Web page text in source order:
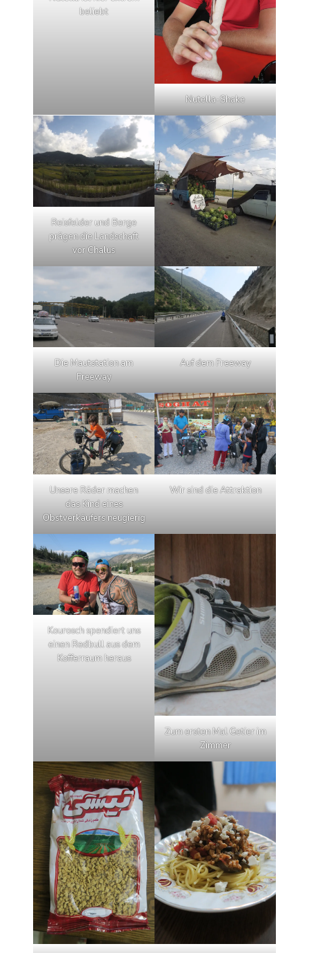
beliebt
Nutella-Shake
Reisfelder und Berge
prägen die Landschaft
vor Chalus
Die Mautstation am
Freeway
Auf dem Freeway
Unsere Räder machen
das Kind eines
Obstverkäufers neugierig
Wir sind die Attraktion
Kourosch spendiert uns
einen Redbull aus dem
Kofferraum heraus
Zum ersten Mal Getier im
Zimmer